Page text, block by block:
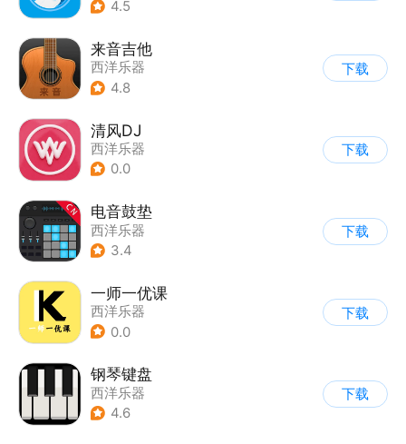
4.5
来音吉他
西洋乐器
4.8
下载
清风DJ
西洋乐器
0.0
下载
电音鼓垫
西洋乐器
3.4
下载
一师一优课
西洋乐器
0.0
下载
钢琴键盘
西洋乐器
4.6
下载